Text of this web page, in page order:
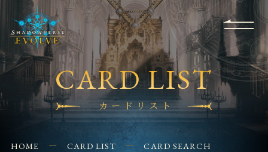
Q&A
EVENT SHOPS
FOR
BEGINNERS
APPLICATION
CONTACT
CARD LIST
カードリスト
HOME CARD LIST CARD SEARCH